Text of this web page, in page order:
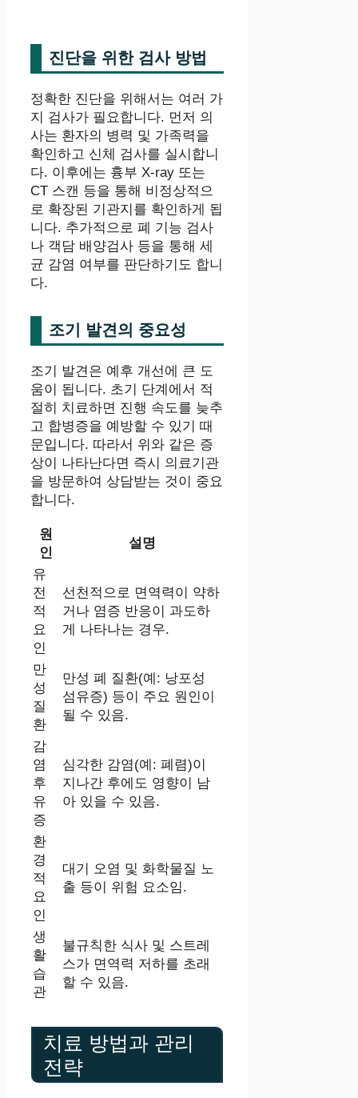
진단을 위한 검사 방법
정확한 진단을 위해서는 여러 가
지 검사가 필요합니다. 먼저 의
사는 환자의 병력 및 가족력을
확인하고 신체 검사를 실시합니
다. 이후에는 흉부 X-ray 또는
CT 스캔 등을 통해 비정상적으
로 확장된 기관지를 확인하게 됩
니다. 추가적으로 폐 기능 검사
나 객담 배양검사 등을 통해 세
균 감염 여부를 판단하기도 합니
다.
조기 발견의 중요성
조기 발견은 예후 개선에 큰 도
움이 됩니다. 초기 단계에서 적
절히 치료하면 진행 속도를 늦추
고 합병증을 예방할 수 있기 때
문입니다. 따라서 위와 같은 증
상이 나타난다면 즉시 의료기관
을 방문하여 상담받는 것이 중요
합니다.
원
인
설명
유
전
적
요
인
선천적으로 면역력이 약하
거나 염증 반응이 과도하
게 나타나는 경우.
만
성
질
환
만성 폐 질환(예: 낭포성
섬유증) 등이 주요 원인이
될 수 있음.
감
염
후
유
증
심각한 감염(예: 폐렴)이
지나간 후에도 영향이 남
아 있을 수 있음.
환
경
적
요
인
대기 오염 및 화학물질 노
출 등이 위험 요소임.
생
활
습
관
불규칙한 식사 및 스트레
스가 면역력 저하를 초래
할 수 있음.
치료 방법과 관리
전략